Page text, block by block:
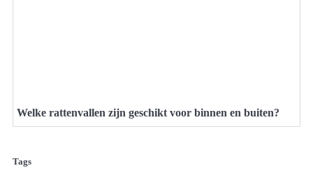
Welke rattenvallen zijn geschikt voor binnen en buiten?
Tags